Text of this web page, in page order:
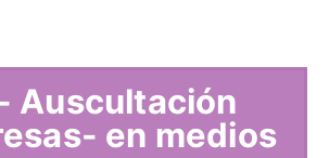
Auscultación
en medios